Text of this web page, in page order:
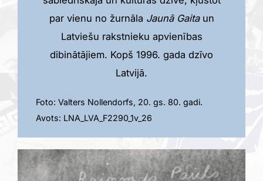
par vienu no žurnāla Jaunā Gaitaun
Latviešu rakstnieku apvienības
dibinātājiem. Kopš 1996. gada dzīvo
Latvijā.
Foto: Valters Nollendorfs, 20. gs. 80. gadi.
Avots: LNA_LVA_F2290_1v_26